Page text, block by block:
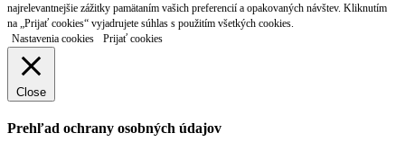
najrelevantnejšie zážitky pamätaním vašich preferencií a opakovaných návštev. Kliknutím
na „Prijať cookies“ vyjadrujete súhlas s použitím všetkých cookies.
Nastavenia cookies
Prijať cookies
Close
Prehľad ochrany osobných údajov